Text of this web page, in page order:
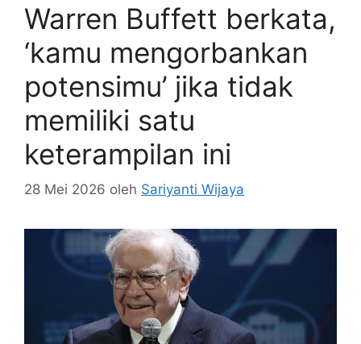
Warren Buffett berkata,
‘kamu mengorbankan
potensimu’ jika tidak
memiliki satu
keterampilan ini
28 Mei 2026 oleh Sariyanti Wijaya